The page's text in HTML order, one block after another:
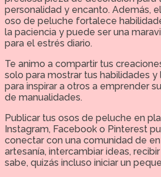
personalidad y encanto. Además,
oso de peluche fortalece
la paciencia y puede ser una
para el estrés diario.
Te animo a compartir tus
solo para mostrar tus habilidades
para inspirar a otros a emprender
de manualidades.
Publicar tus osos de peluche en
Instagram, Facebook o Pinterest
conectar con una comunidad de
artesanía, intercambiar ideas,
sabe, quizás incluso iniciar un